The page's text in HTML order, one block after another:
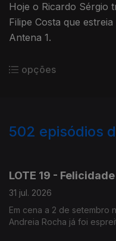
Hoje o Ricardo Sérgio
Filipe Costa que
Antena 1.
opções
502 episódios
LOTE 19 -
31 jul. 2026
Em cena a 2 de setembro
Andreia Rocha já foi